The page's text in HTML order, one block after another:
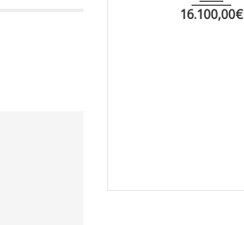
16.100,00€